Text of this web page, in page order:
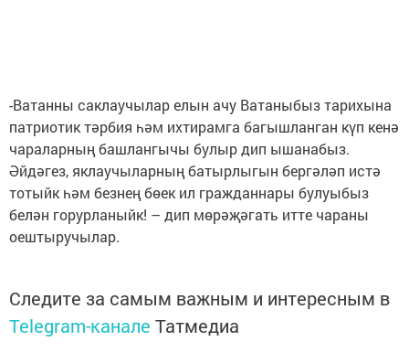
-Ватанны саклаучылар елын ачу Ватаныбыз тарихына
патриотик тәрбия һәм ихтирамга багышланган күп кенә
чараларның башлангычы булыр дип ышанабыз.
Әйдәгез, яклаучыларның батырлыгын бергәләп истә
тотыйк һәм безнең бөек ил гражданнары булуыбыз
белән горурланыйк! – дип мөрәҗәгать итте чараны
оештыручылар.
Следите за самым важным и интересным в
Telegram-канале Татмедиа